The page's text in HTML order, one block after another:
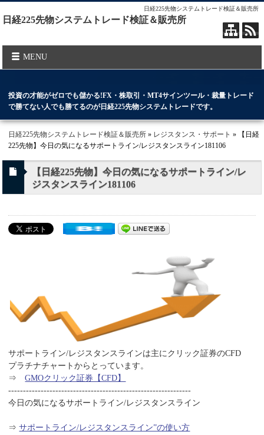
日経225先物システムトレード検証＆販売所
日経225先物システムトレード検証＆販売所
MENU
投資の才能がゼロでも儲かる!FX・株取引・MT4サインツール・裁量トレード
で勝てない人でも勝てるのが日経225先物システムトレードです。
日経225先物システムトレード検証＆販売所 » レジスタンス・サポート » 【日経
225先物】今日の気になるサポートライン/レジスタンスライン181106
【日経225先物】今日の気になるサポートライン/レ
ジスタンスライン181106
サポートライン/レジスタンスラインは主にクリック証券のCFD
プラチナチャートからとっています。
⇒GMOクリック証券【CFD】
--------------------------------------------------------------
今日の気になるサポートライン/レジスタンスライン
⇒サポートライン/レジスタンスライン”の使い方